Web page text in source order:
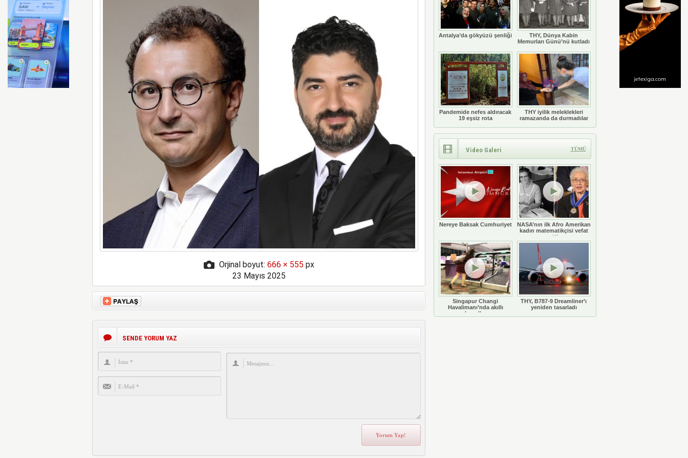
Ay’da beklenen çarpışma gerçekleşti
Orjinal boyut: 666 × 555 px
23 Mayıs 2025
SENDE YORUM YAZ
Antalya’da gökyüzü şenliği
THY, Dünya Kabin
Memurları Günü’nü kutladı
Pandemide nefes aldıracak
19 eşsiz rota
THY iyilik meleklekleri
ramazanda da durmadılar
Video Galeri TÜMÜ
Nereye Baksak Cumhuriyet
NASA’nın ilk Afro Amerikan
kadın matematikçisi vefat
etti
Singapur Changi
Havalimanı’nda akıllı
bavullar
THY, B787-9 Dreamliner’ı
yeniden tasarladı